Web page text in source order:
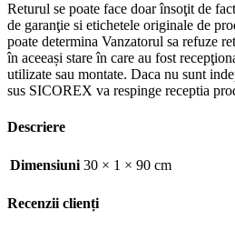
Returul se poate face doar însoţit de
de garanţie si etichetele originale de
poate determina Vanzatorul sa refuze
în aceeași stare în care au fost
utilizate sau montate. Daca nu sunt
sus SICOREX va respinge receptia
Descriere
Dimensiuni 30 × 1 × 90 cm
Recenzii clienți